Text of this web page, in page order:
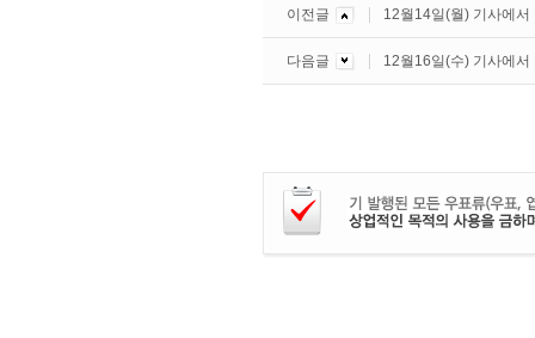
이전글 12월14일(월) 기사에
다음글 12월16일(수) 기사에